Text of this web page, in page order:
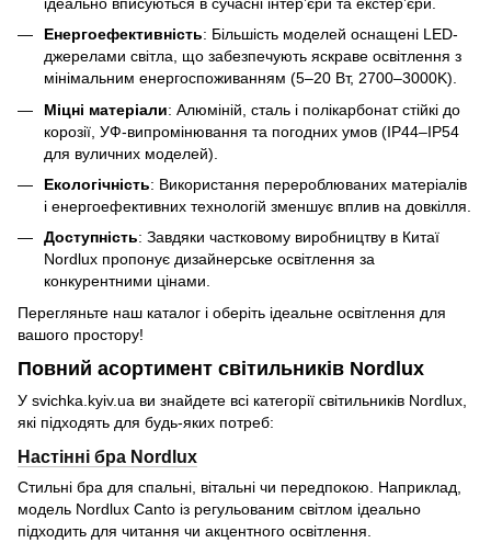
Енергоефективність: Більшість моделей оснащені LED-
джерелами світла, що забезпечують яскраве освітлення з
мінімальним енергоспоживанням (5–20 Вт, 2700–3000K).
Міцні матеріали: Алюміній, сталь і полікарбонат стійкі до
корозії, УФ-випромінювання та погодних умов (IP44–IP54
для вуличних моделей).
Екологічність: Використання перероблюваних матеріалів
і енергоефективних технологій зменшує вплив на довкілля.
Доступність: Завдяки частковому виробництву в Китаї
Nordlux пропонує дизайнерське освітлення за
конкурентними цінами.
Перегляньте наш каталог і оберіть ідеальне освітлення для
вашого простору!
Повний асортимент світильників Nordlux
У svichka.kyiv.ua ви знайдете всі категорії світильників Nordlux,
які підходять для будь-яких потреб:
Настінні бра Nordlux
Стильні бра для спальні, вітальні чи передпокою. Наприклад,
модель Nordlux Canto із регульованим світлом ідеально
підходить для читання чи акцентного освітлення.